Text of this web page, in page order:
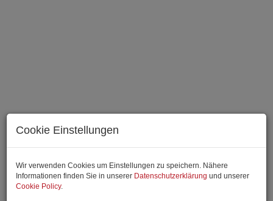
Beschreibung
Cookie Einstellungen
Wir verwenden Cookies um Einstellungen zu speichern. Nähere
Informationen finden Sie in unserer Datenschutzerklärung und unserer
Cookie Policy.